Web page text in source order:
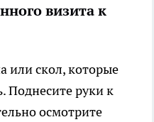
визита к
или скол, которые
Поднесите руки к
осмотрите